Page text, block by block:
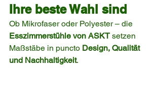
Ihre beste Wahl sind
Ob Mikrofaser oder Polyester – die
Esszimmerstühle von ASKT setzen
Maßstäbe in puncto Design, Qualität
und Nachhaltigkeit.